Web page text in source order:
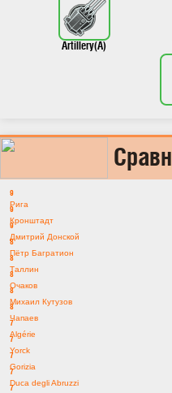
Artillery(A)
9
Рига
9
Кронштадт
9
Дмитрий Донской
8
Пётр Багратион
8
Таллин
8
Очаков
8
Михаил Кутузов
8
Чапаев
7
Algérie
7
Yorck
7
Gorizia
7
Duca degli Abruzzi
7